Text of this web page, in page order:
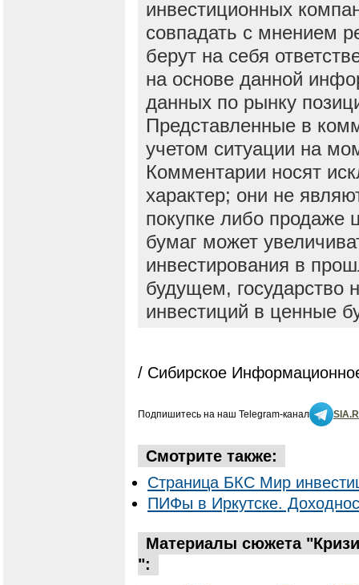
инвестиционных
совпадать с мнением
берут на себя
на основе данной
данных по рынку
Представленные в
учетом ситуации на
Комментарии носят
характер; они не
покупке либо продаже
бумаг может
инвестирования в
будущем, государство
инвестиций в ценные
/ Сибирское
Подпишитесь на наш Telegram-канал
Смотрите также:
Страница БКС Мир
ПИФы в Иркутске.
Материалы сюжета
":